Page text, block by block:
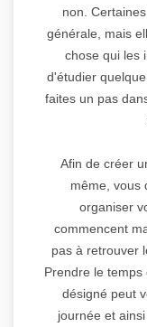
non.
générale, mais
chose qui les
d'étudier
faites un pas
Afin de créer
même, vous
organiser
commencent
pas à retrouver
Prendre le
désigné peut
journée et